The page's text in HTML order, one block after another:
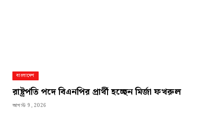
বাংলাদেশ
রাষ্ট্রপতি পদে বিএনপির প্রার্থী হচ্ছেন মির্জা ফখরুল
আগস্ট 9, 2026